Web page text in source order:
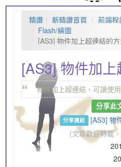
精讚 新精讚首頁
前端程
Flash/繪圖
[AS3] 物件加上超連結的
[AS3] 物件加
“ 物件加上超連結，可讓使
分享此
分享連結
[AS3] 物
(文章歡迎轉載